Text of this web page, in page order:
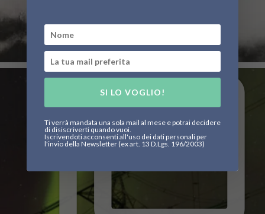
SI LO VOGLIO!
Ti verrà mandata una sola mail al mese e potrai decidere
di disiscriverti quando vuoi.
Iscrivendoti acconsenti all'uso dei dati personali per
l'invio della Newsletter (ex art. 13 D.Lgs. 196/2003)